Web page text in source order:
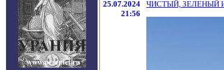
25.07.2024
21:56
ЧИСТЫЙ, ЗЕЛЕНЫЙ